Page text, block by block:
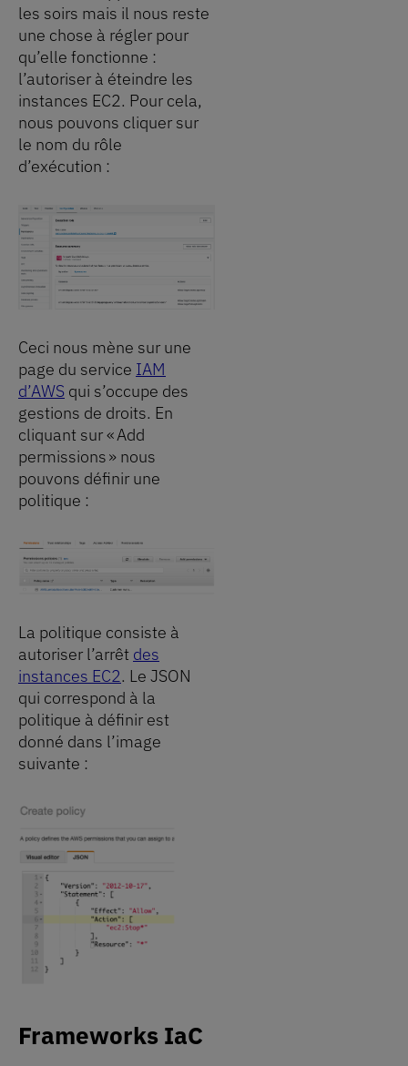
les soirs mais il nous reste
une chose à régler pour
qu’elle fonctionne :
l’autoriser à éteindre les
instances EC2. Pour cela,
nous pouvons cliquer sur
le nom du rôle
d’exécution :
Ceci nous mène sur une
page du service IAM
d’AWS qui s’occupe des
gestions de droits. En
cliquant sur « Add
permissions » nous
pouvons définir une
politique :
La politique consiste à
autoriser l’arrêt des
instances EC2. Le JSON
qui correspond à la
politique à définir est
donné dans l’image
suivante :
Frameworks IaC